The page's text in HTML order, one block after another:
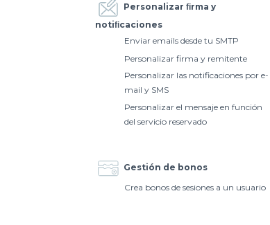
Personalizar ﬁrma y
notiﬁcaciones
Enviar emails desde tu SMTP
Personalizar firma y remitente
Personalizar las notificaciones por e-
mail y SMS
Personalizar el mensaje en función
del servicio reservado
Gestión de bonos
Crea bonos de sesiones a un usuario